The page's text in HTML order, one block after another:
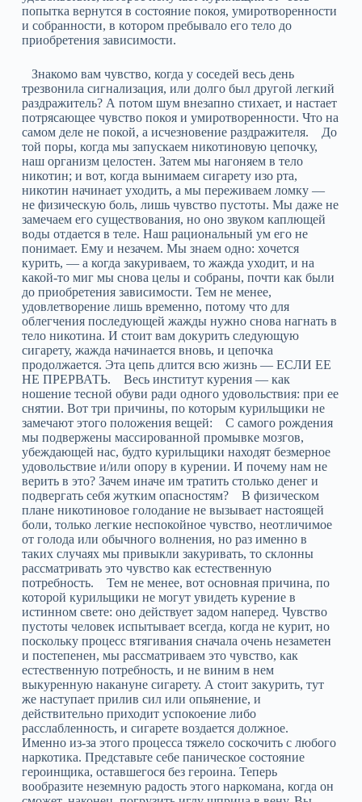
попытка вернутся в состояние покоя, умиротворенности
и собранности, в котором пребывало его тело до
приобретения зависимости.
Знакомо вам чувство, когда у соседей весь день
трезвонила сигнализация, или долго был другой легкий
раздражитель? А потом шум внезапно стихает, и настает
потрясающее чувство покоя и умиротворенности. Что на
самом деле не покой, а исчезновение раздражителя. До
той поры, когда мы запускаем никотиновую цепочку,
наш организм целостен. Затем мы нагоняем в тело
никотин; и вот, когда вынимаем сигарету изо рта,
никотин начинает уходить, а мы переживаем ломку —
не физическую боль, лишь чувство пустоты. Мы даже не
замечаем его существования, но оно звуком каплющей
воды отдается в теле. Наш рациональный ум его не
понимает. Ему и незачем. Мы знаем одно: хочется
курить, — а когда закуриваем, то жажда уходит, и на
какой-то миг мы снова целы и собраны, почти как были
до приобретения зависимости. Тем не менее,
удовлетворение лишь временно, потому что для
облегчения последующей жажды нужно снова нагнать в
тело никотина. И стоит вам докурить следующую
сигарету, жажда начинается вновь, и цепочка
продолжается. Эта цепь длится всю жизнь — ЕСЛИ ЕЕ
НЕ ПРЕРВАТЬ. Весь институт курения — как
ношение тесной обуви ради одного удовольствия: при ее
снятии. Вот три причины, по которым курильщики не
замечают этого положения вещей: С самого рождения
мы подвержены массированной промывке мозгов,
убеждающей нас, будто курильщики находят безмерное
удовольствие и/или опору в курении. И почему нам не
верить в это? Зачем иначе им тратить столько денег и
подвергать себя жутким опасностям? В физическом
плане никотиновое голодание не вызывает настоящей
боли, только легкие неспокойное чувство, неотличимое
от голода или обычного волнения, но раз именно в
таких случаях мы привыкли закуривать, то склонны
рассматривать это чувство как естественную
потребность. Тем не менее, вот основная причина, по
которой курильщики не могут увидеть курение в
истинном свете: оно действует задом наперед. Чувство
пустоты человек испытывает всегда, когда не курит, но
поскольку процесс втягивания сначала очень незаметен
и постепенен, мы рассматриваем это чувство, как
естественную потребность, и не виним в нем
выкуренную накануне сигарету. А стоит закурить, тут
же наступает прилив сил или опьянение, и
действительно приходит успокоение либо
расслабленность, и сигарете воздается должное.
Именно из-за этого процесса тяжело соскочить с любого
наркотика. Представьте себе паническое состояние
героинщика, оставшегося без героина. Теперь
вообразите неземную радость этого наркомана, когда он